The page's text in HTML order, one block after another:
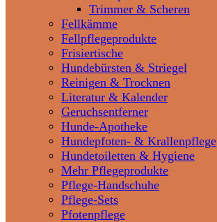
Trimmer & Scheren
Fellkämme
Fellpflegeprodukte
Frisiertische
Hundebürsten & Striegel
Reinigen & Trocknen
Literatur & Kalender
Geruchsentferner
Hunde-Apotheke
Hundepfoten- & Krallenpflege
Hundetoiletten & Hygiene
Mehr Pflegeprodukte
Pflege-Handschuhe
Pflege-Sets
Pfotenpflege